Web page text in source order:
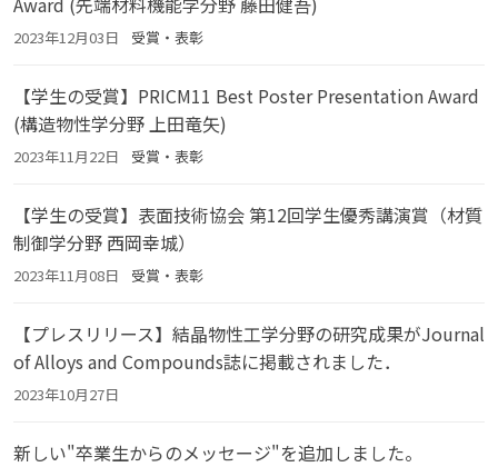
2023年12月03日 受賞・表彰
【学生の受賞】PRICM11 Best Poster Presentation Award
(構造物性学分野 上田竜矢)
2023年11月22日 受賞・表彰
【学生の受賞】表面技術協会 第12回学生優秀講演賞（材質
制御学分野 西岡幸城）
2023年11月08日 受賞・表彰
【プレスリリース】結晶物性工学分野の研究成果がJournal
of Alloys and Compounds誌に掲載されました．
2023年10月27日
新しい"卒業生からのメッセージ"を追加しました。